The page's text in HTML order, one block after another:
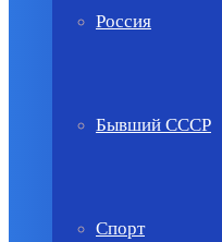
Россия
Бывший СССР
Спорт